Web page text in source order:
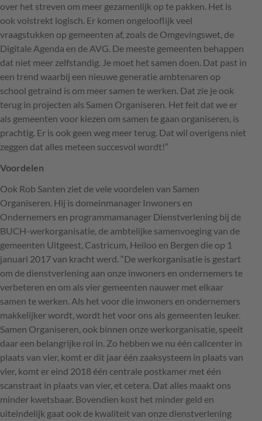
over het streven om meer gezamenlijk op te pakken. Het is
ook volstrekt logisch. Er komen ongelooflijk veel
vraagstukken op gemeenten af, zoals de Omgevingswet, de
Digitale Agenda en de AVG. De meeste gemeenten behappen
dat niet meer zelfstandig. Je moet het samen doen. Dat past in
een trend waarbij een nieuwe generatie ambtenaren op
school getraind is om meer samen te werken. Dat zie je ook
terug in projecten als Samen Organiseren. Het feit dat we er
als gemeenten voor kiezen om samen te gaan organiseren, is
prachtig. Er is ook geen weg meer terug. Dat wil overigens niet
zeggen dat alles meteen succesvol wordt!”
Voordelen
Ook Rob Santen ziet de vele voordelen van Samen
Organiseren. Hij is domeinmanager Inwoners en
Ondernemers en programmamanager Dienstverlening bij de
BUCH-werkorganisatie, de ambtelijke samenvoeging van de
gemeenten Uitgeest, Castricum, Heiloo en Bergen die op 1
januari 2017 van kracht werd. “De werkorganisatie is gestart
om de dienstverlening aan onze inwoners en ondernemers te
verbeteren en om als vier gemeenten nauwer met elkaar
samen te werken. Als het voor die inwoners en ondernemers
makkelijker wordt, wordt het voor ons als gemeenten leuker.
Samen Organiseren, ook binnen onze werkorganisatie, speelt
daar een belangrijke rol in. Zo hebben we nu één callcenter in
plaats van vier, komt er dit jaar één zaaksysteem in plaats van
vier, komt er eind 2018 één centrale postkamer met één
scanstraat in plaats van vier, et cetera. Dat alles maakt ons
minder kwetsbaar. Bovendien kost het minder geld en
uiteindelijk gaat ook de kwaliteit van onze dienstverlening